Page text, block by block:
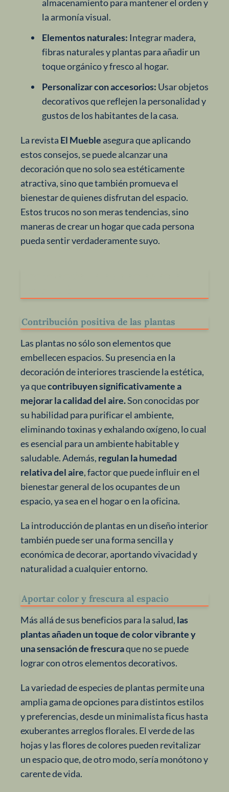
almacenamiento para mantener el orden y
la armonía visual.
Elementos naturales: Integrar madera,
fibras naturales y plantas para añadir un
toque orgánico y fresco al hogar.
Personalizar con accesorios: Usar objetos
decorativos que reflejen la personalidad y
gustos de los habitantes de la casa.
La revista El Mueble asegura que aplicando
estos consejos, se puede alcanzar una
decoración que no solo sea estéticamente
atractiva, sino que también promueva el
bienestar de quienes disfrutan del espacio.
Estos trucos no son meras tendencias, sino
maneras de crear un hogar que cada persona
pueda sentir verdaderamente suyo.
Contribución positiva de las plantas
Las plantas no sólo son elementos que
embellecen espacios. Su presencia en la
decoración de interiores trasciende la estética,
ya quecontribuyen significativamente a
mejorar la calidad del aire.Son conocidas por
su habilidad para purificar el ambiente,
eliminando toxinas y exhalando oxígeno, lo cual
es esencial para un ambiente habitable y
saludable. Además, regulan la humedad
relativa del aire, factor que puede influir en el
bienestar general de los ocupantes de un
espacio, ya sea en el hogar o en la oficina.
La introducción de plantas en un diseño interior
también puede ser una forma sencilla y
económica de decorar, aportando vivacidad y
naturalidad a cualquier entorno.
Aportar color y frescura al espacio
Más allá de sus beneficios para la salud, las
plantas añaden un toque de color vibrante y
una sensación de frescuraque no se puede
lograr con otros elementos decorativos.
La variedad de especies de plantas permite una
amplia gama de opciones para distintos estilos
y preferencias, desde un minimalista ficus hasta
exuberantes arreglos florales. El verde de las
hojas y las flores de colores pueden revitalizar
un espacio que, de otro modo, sería monótono y
carente de vida.